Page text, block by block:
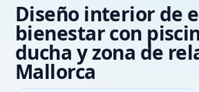
Diseño interior de
bienestar con
ducha y zona de
Mallorca